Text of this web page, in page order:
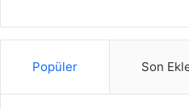
Popüler Son